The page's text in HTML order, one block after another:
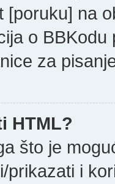
[poruku] na
o
za
HTML?
što je
prikazati i